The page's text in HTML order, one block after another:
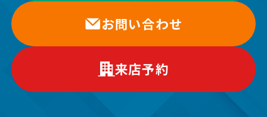
お問い合わせ
来店予約